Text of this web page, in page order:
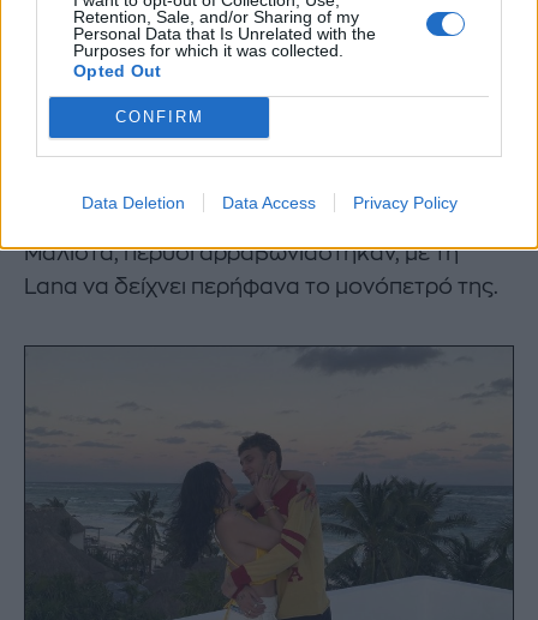
Retention, Sale, and/or Sharing of my
Personal Data that Is Unrelated with the
Purposes for which it was collected.
Opted Out
CONFIRM
Data Deletion Data Access Privacy Policy
ακολούθησε ο ένας τον άλλο στα social.
Η Lana Del Rey ανέβασε την πρώτη φωτό με
τον αρραβωνιαστικό της στα social
Λίγες εβδομάδες μετά η Lana και ο
κοινές φωτογραφίες τους στα social media.
Μάλιστα, πέρυσι αρραβωνιάστηκαν, με τη
Lana να δείχνει περήφανα το μονόπετρό της.